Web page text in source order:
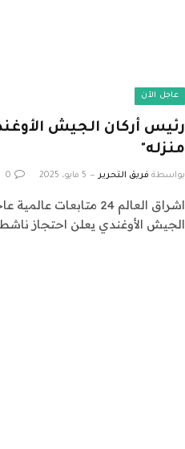
عاجل الآن
رئيس أركان الجيش
منزله"
بواسطة فريق التحرير 5 مايو، 2025 0
الجيش الأوغندي يعلن احتجاز